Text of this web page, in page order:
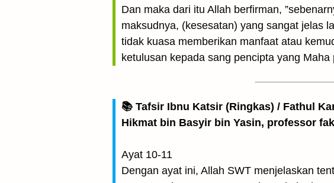
Dan maka dari itu Allah berfirman,
maksudnya, (kesesatan) yang sangat jelas
tidak kuasa memberikan manfaat atau
ketulusan kepada sang pencipta yang
📚 Tafsir Ibnu Katsir (Ringkas) / Fathul
Hikmat bin Basyir bin Yasin, professor
Ayat 10-11
Dengan ayat ini, Allah SWT menjelaskan